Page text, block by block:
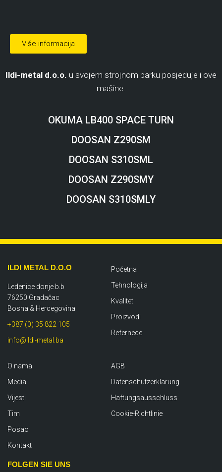
Više informacija
Ildi-metal d.o.o. u svojem strojnom parku posjeduje i ove
mašine:
OKUMA LB400 SPACE TURN
DOOSAN Z290SM
DOOSAN S310SML
DOOSAN Z290SMY
DOOSAN S310SMLY
ILDI METAL D.O.O
Ledenice donje b.b
76250 Gradačac
Bosna & Hercegovina
+387 (0) 35 822 105
info@ildi-metal.ba
Početna
Tehnologija
Kvalitet
Proizvodi
Refernece
O nama
Media
Vijesti
Tim
Posao
Kontakt
AGB
Datenschutzerklärung
Haftungsausschluss
Cookie-Richtlinie
FOLGEN SIE UNS